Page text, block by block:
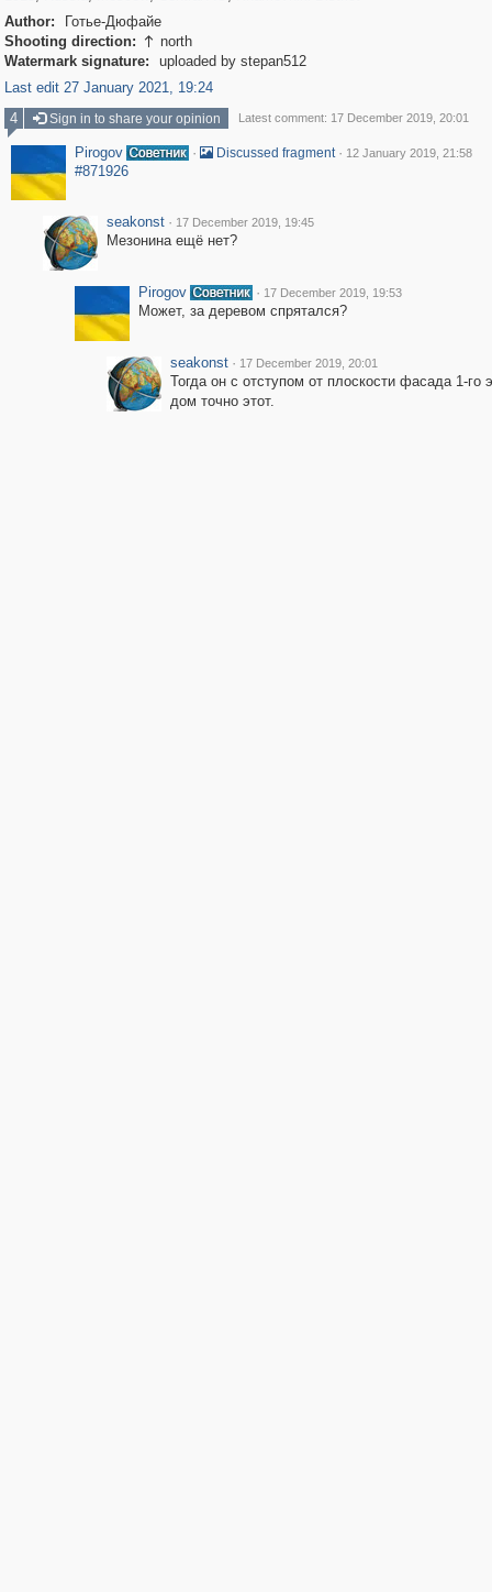
Author:
Готье-Дюфайе
Shooting direction:  north
Watermark signature:
uploaded by stepan512
Last edit 27 January 2021, 19:24
4
Sign in to share your opinion Latest comment: 17 December 2019, 20:01
Pirogov · Discussed fragment · 12 January 2019, 21:58
#871926
seakonst · 17 December 2019, 19:45
Мезонина ещё нет?
Pirogov · 17 December 2019, 19:53
Может, за деревом спрятался?
seakonst · 17 December 2019, 20:01
Тогда он с отступом от плоскости фасада 1-го
дом точно этот.